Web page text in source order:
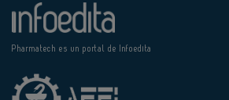
Pharmatech es un portal de Infoedita